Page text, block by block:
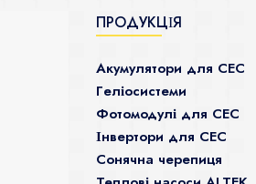
ПРОДУКЦІЯ
Акумулятори для СЕС
Гeліосистеми
Фотомодулі для СЕС
Інвертори для СЕС
Сонячна черепиця